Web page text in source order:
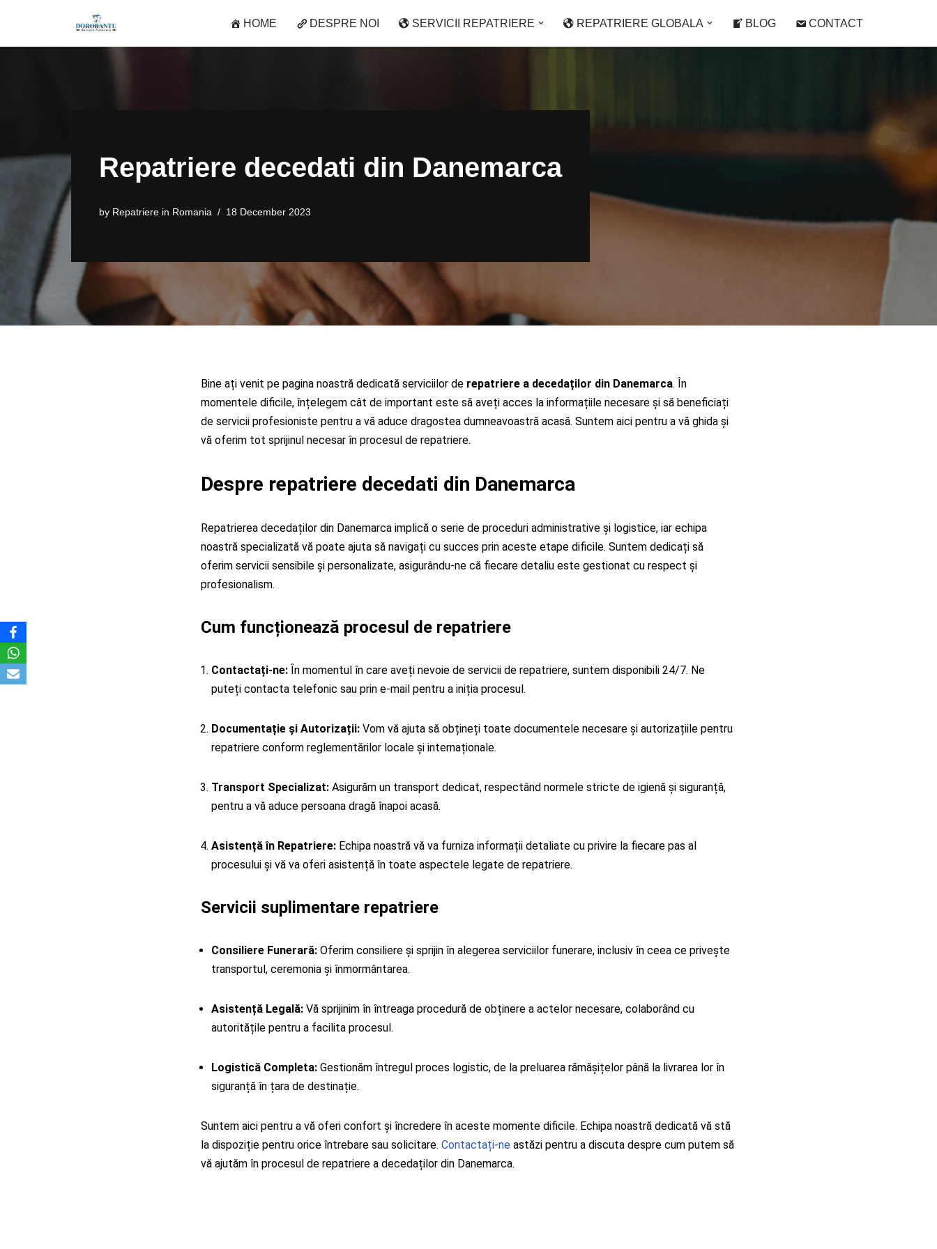
HOME DESPRE NOI SERVICII REPATRIERE REPATRIERE GLOBALA BLOG CONTACT
Repatriere decedati din Danemarca
by Repatriere in Romania 18 December 2023
Bine ați venit pe pagina noastră dedicată serviciilor de repatriere a decedaților din Danemarca. În
momentele dificile, înțelegem cât de important este să aveți acces la informațiile necesare și să beneficiați
de servicii profesioniste pentru a vă aduce dragostea dumneavoastră acasă. Suntem aici pentru a vă ghida și
vă oferim tot sprijinul necesar în procesul de repatriere.
Despre repatriere decedati din Danemarca
Repatrierea decedaților din Danemarca implică o serie de proceduri administrative și logistice, iar echipa
noastră specializată vă poate ajuta să navigați cu succes prin aceste etape dificile. Suntem dedicați să
oferim servicii sensibile și personalizate, asigurându-ne că fiecare detaliu este gestionat cu respect și
profesionalism.
Cum funcționează procesul de repatriere
Contactați-ne:În momentul în care aveți nevoie de servicii de repatriere, suntem disponibili 24/7. Ne
puteți contacta telefonic sau prin e-mail pentru a iniția procesul.
Documentație și Autorizații:Vom vă ajuta să obțineți toate documentele necesare și autorizațiile pentru
repatriere conform reglementărilor locale și internaționale.
Transport Specializat:Asigurăm un transport dedicat, respectând normele stricte de igienă și siguranță,
pentru a vă aduce persoana dragă înapoi acasă.
Asistență în Repatriere:Echipa noastră vă va furniza informații detaliate cu privire la fiecare pas al
procesului și vă va oferi asistență în toate aspectele legate de repatriere.
Servicii suplimentare repatriere
Consiliere Funerară:Oferim consiliere și sprijin în alegerea serviciilor funerare, inclusiv în ceea ce privește
transportul, ceremonia și înmormântarea.
Asistență Legală:Vă sprijinim în întreaga procedură de obținere a actelor necesare, colaborând cu
autoritățile pentru a facilita procesul.
Logistică Completa:Gestionăm întregul proces logistic, de la preluarea rămășițelor până la livrarea lor în
siguranță în țara de destinație.
Suntem aici pentru a vă oferi confort și încredere în aceste momente dificile. Echipa noastră dedicată vă stă
la dispoziție pentru orice întrebare sau solicitare. Contactați-ne astăzi pentru a discuta despre cum putem să
vă ajutăm în procesul de repatriere a decedaților din Danemarca.